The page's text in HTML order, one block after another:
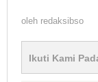
oleh redaksibso
Ikuti Kami